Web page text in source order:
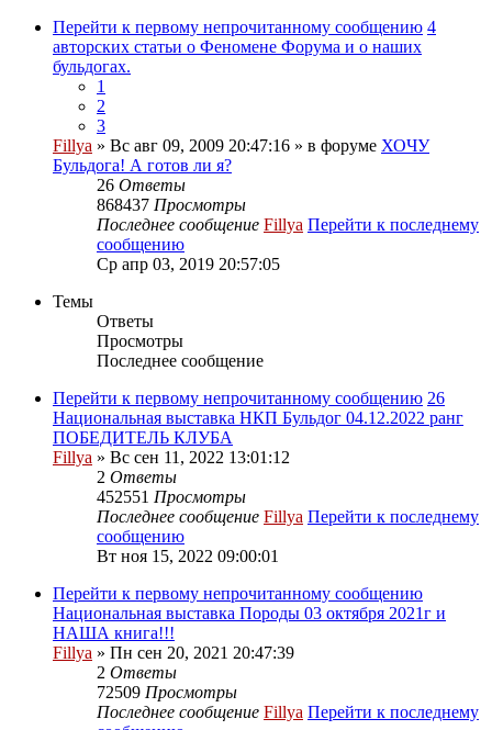
Перейти к первому непрочитанному сообщению 4
авторских статьи о Феномене Форума и о наших
бульдогах.
1
2
3
Fillya » Вс авг 09, 2009 20:47:16 » в форуме ХОЧУ
Бульдога! А готов ли я?
26 Ответы
868437 Просмотры
Последнее сообщение Fillya Перейти к последнему
сообщению
Ср апр 03, 2019 20:57:05
Темы
Ответы
Просмотры
Последнее сообщение
Перейти к первому непрочитанному сообщению 26
Национальная выставка НКП Бульдог 04.12.2022 ранг
ПОБЕДИТЕЛЬ КЛУБА
Fillya » Вс сен 11, 2022 13:01:12
2 Ответы
452551 Просмотры
Последнее сообщение Fillya Перейти к последнему
сообщению
Вт ноя 15, 2022 09:00:01
Перейти к первому непрочитанному сообщению
Национальная выставка Породы 03 октября 2021г и
НАША книга!!!
Fillya » Пн сен 20, 2021 20:47:39
2 Ответы
72509 Просмотры
Последнее сообщение Fillya Перейти к последнему